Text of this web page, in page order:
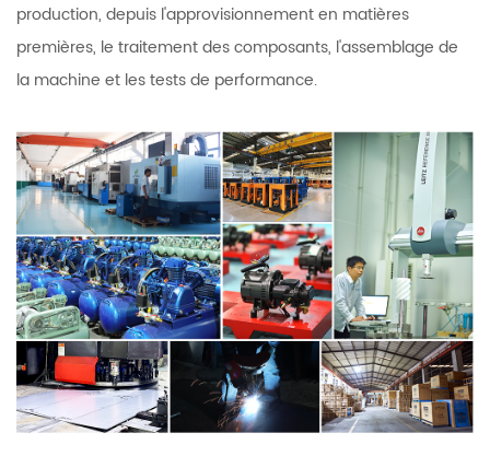
production, depuis l'approvisionnement en matières
premières, le traitement des composants, l'assemblage de
la machine et les tests de performance.